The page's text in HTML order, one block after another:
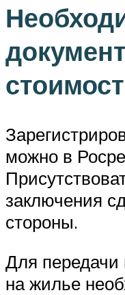
можно в
заключения
стороны.
Для передачи
на жилье